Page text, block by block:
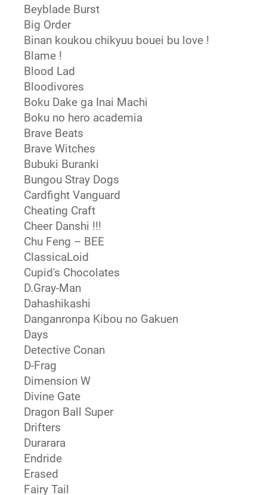
Beyblade Burst
Big Order
Binan koukou chikyuu bouei bu love !
Blame !
Blood Lad
Bloodivores
Boku Dake ga Inai Machi
Boku no hero academia
Brave Beats
Brave Witches
Bubuki Buranki
Bungou Stray Dogs
Cardfight Vanguard
Cheating Craft
Cheer Danshi !!!
Chu Feng – BEE
ClassicaLoid
Cupid's Chocolates
D.Gray-Man
Dahashikashi
Danganronpa Kibou no Gakuen
Days
Detective Conan
D-Frag
Dimension W
Divine Gate
Dragon Ball Super
Drifters
Durarara
Endride
Erased
Fairy Tail